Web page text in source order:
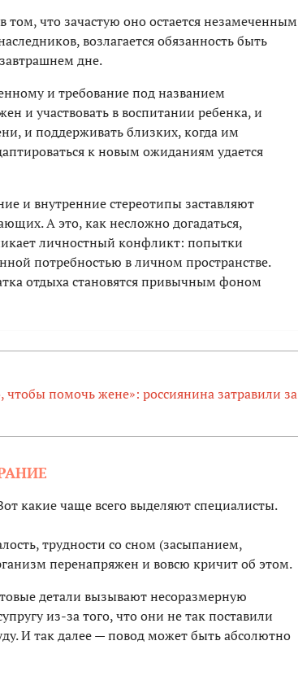
том, что зачастую оно остается незамеченным
возлагается обязанность быть
дне.
и требование под названием
и участвовать в воспитании ребенка, и
и поддерживать близких, когда им
к новым ожиданиям удается
и внутренние стереотипы заставляют
А это, как несложно догадаться,
личностный конфликт: попытки
потребностью в личном пространстве.
отдыха становятся привычным фоном
чтобы помочь жене»: россиянина затравили за
какие чаще всего выделяют специалисты.
трудности со сном (засыпанием,
перенапряжен и вовсю кричит об этом.
детали вызывают несоразмерную
из-за того, что они не так поставили
И так далее — повод может быть абсолютно